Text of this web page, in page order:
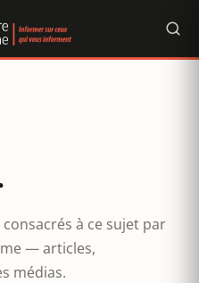
à ce sujet par
— articles,
médias.